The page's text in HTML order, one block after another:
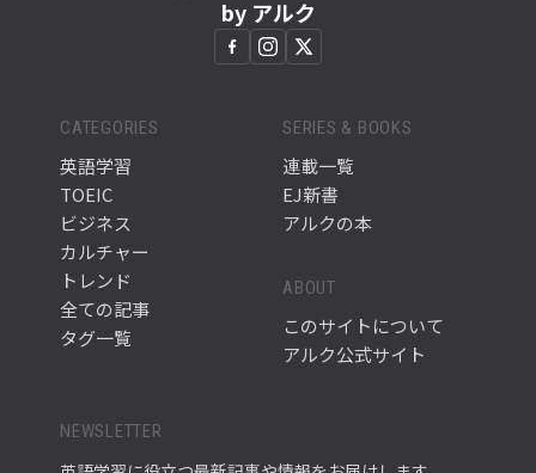
by アルク
CATEGORIES
英語学習
TOEIC
ビジネス
カルチャー
トレンド
全ての記事
タグ一覧
SERIES & BOOKS
連載一覧
EJ新書
アルクの本
ABOUT
このサイトについて
アルク公式サイト
NEWSLETTER